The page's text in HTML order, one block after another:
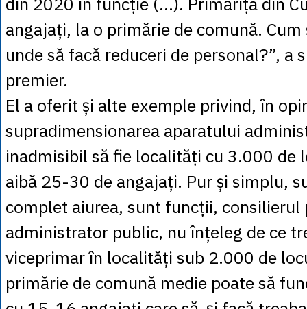
angajați, la o primărie de comună. Cum
unde să facă reduceri de personal?”, a
premier.
El a oferit și alte exemple privind, în
supradimensionarea aparatului
inadmisibil să fie localități cu 3.000 de
aibă 25-30 de angajați. Pur și simplu,
complet aiurea, sunt funcții, consilierul
administrator public, nu înțeleg de ce
viceprimar în localități sub 2.000 de
primărie de comună medie poate să